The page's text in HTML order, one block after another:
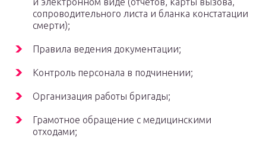
сопроводительного листа и бланка констатации
смерти);
Правила ведения документации;
Контроль персонала в подчинении;
Организация работы бригады;
Грамотное обращение с медицинскими
отходами;